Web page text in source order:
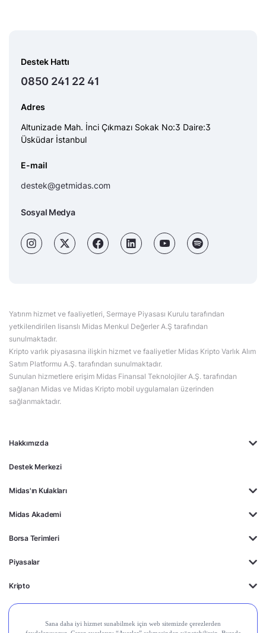
Hakkımızda
Destek Merkezi
Midas'ın Kulakları
Midas Akademi
Borsa Terimleri
Piyasalar
Kripto
Ayrıcalıklar
Destek Hattı
0850 241 22 41
Adres
Altunizade Mah. İnci Çıkmazı Sokak No:3 Daire:3
Üsküdar İstanbul
E-mail
destek@getmidas.com
Sosyal Medya
Yatırım hizmet ve faaliyetleri, Sermaye Piyasası Kurulu tarafından
yetkilendirilen lisanslı Midas Menkul Değerler A.Ş tarafından
sunulmaktadır.
Kripto varlık piyasasına ilişkin hizmet ve faaliyetler Midas Kripto Varlık Alım
Satım Platformu A.Ş. tarafından sunulmaktadır.
Sunulan hizmetlere erişim Midas Finansal Teknolojiler A.Ş. tarafından
sağlanan Midas ve Midas Kripto mobil uygulamaları üzerinden
sağlanmaktadır.